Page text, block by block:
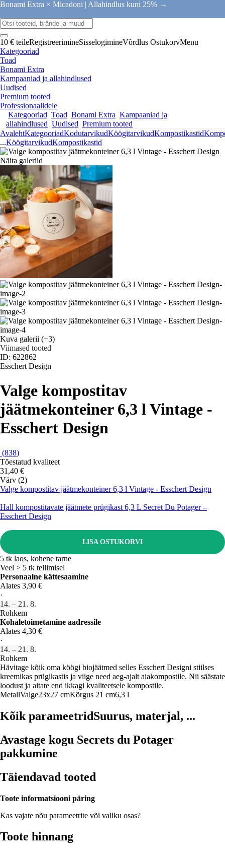
Bonami Extra × Micadoni | Allahindlus kuni 25% →
10 € teileRegistreerimineSisselogimineVõrdlus OstukorvMenu
Kategooriad
Toad
Bonami Extra
Kampaaniad ja allahindlused
Uudised
Premium tooted
Professionaalidele
Kategooriad Toad Bonami Extra Kampaaniad ja
allahindlused Uudised Premium tooted
AvalehtKategooriadKodutarvikudKöögitarvikudKompostikastid
...KöögitarvikudKompostikastid
Näita galeriid
Kuva galerii (+3)
Viimased tooted
ID: 622862
Esschert Design
Valge kompostitav
jäätmekonteiner 6,3 l Vintage -
Esschert Design
(838)
Tõestatud kvaliteet
31,40 €
Värv (2)
Valge kompostitav jäätmekonteiner 6,3 l Vintage - Esschert Design
Hall kompostitavate jäätmete prügikast 6,3 L Secret Du Potager –
Esschert Design
LISA OSTUKORVI
5 tk laos, kohene tarne
Veel > 5 tk tellimisel
Personaalne kättesaamine
Alates 3,90 €
·
14. – 21. 8.
Rohkem
Kohaletoimetamine aadressile
Alates 4,30 €
·
14. – 21. 8.
Rohkem
Hävitage kõik oma köögi biojäätmed selles Esschert Designi stiilses
kreemikas prügikastis ja viige need aeg-ajalt aiakompostile. Nii säästate
loodust ja aitate end ikkagi kvaliteetsele kompostile.
MetallValge23x27 cmKõrgus 21 cm6,3 l
Kõik parameetridSuurus, materjal, ...
Avastage kogu Secrets du Potager
pakkumine
Täiendavad tooted
Toote informatsiooni päring
Kas vajate nõu parameetrite või valiku osas?
Toote hinnang